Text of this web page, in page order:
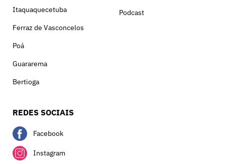
Itaquaquecetuba
Ferraz de Vasconcelos
Poá
Guararema
Bertioga
Podcast
REDES SOCIAIS
Facebook
Instagram